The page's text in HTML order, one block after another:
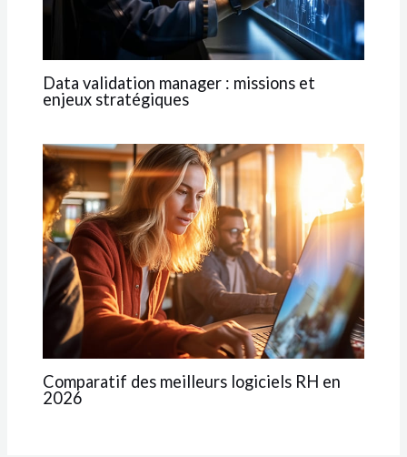
Data validation manager : missions et
enjeux stratégiques
Comparatif des meilleurs logiciels RH en
2026